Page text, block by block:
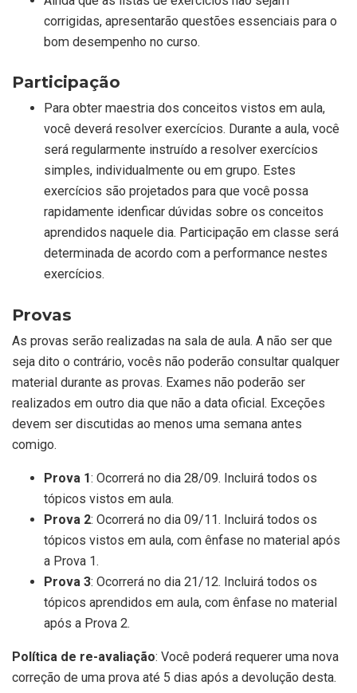
corrigidas, apresentarão questões essenciais para o
bom desempenho no curso.
Participação
Para obter maestria dos conceitos vistos em aula,
você deverá resolver exercícios. Durante a aula, você
será regularmente instruído a resolver exercícios
simples, individualmente ou em grupo. Estes
exercícios são projetados para que você possa
rapidamente idenficar dúvidas sobre os conceitos
aprendidos naquele dia. Participação em classe será
determinada de acordo com a performance nestes
exercícios.
Provas
As provas serão realizadas na sala de aula. A não ser que
seja dito o contrário, vocês não poderão consultar qualquer
material durante as provas. Exames não poderão ser
realizados em outro dia que não a data oficial. Exceções
devem ser discutidas ao menos uma semana antes
comigo.
Prova 1: Ocorrerá no dia 28/09. Incluirá todos os
tópicos vistos em aula.
Prova 2: Ocorrerá no dia 09/11. Incluirá todos os
tópicos vistos em aula, com ênfase no material após
a Prova 1.
Prova 3: Ocorrerá no dia 21/12. Incluirá todos os
tópicos aprendidos em aula, com ênfase no material
após a Prova 2.
Política de re-avaliação: Você poderá requerer uma nova
correção de uma prova até 5 dias após a devolução desta.